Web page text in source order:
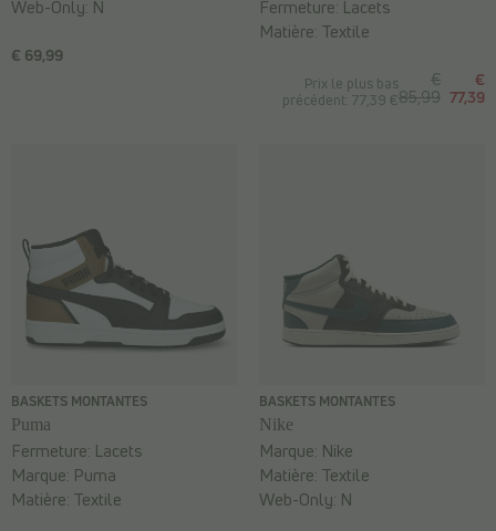
€ 69,99
Web-Only: N
Prix le plus bas
précédent: 77,39 €
€
85,99
€
77,39
Fermeture: Lacets
Matière: Textile
BASKETS MONTANTES
Puma
Fermeture: Lacets
Marque: Puma
Matière: Textile
BASKETS MONTANTES
Nike
Marque: Nike
Matière: Textile
Web-Only: N